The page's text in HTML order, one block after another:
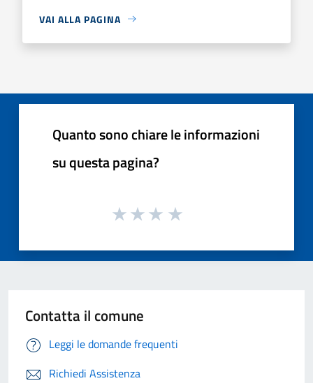
VAI ALLA PAGINA
Quanto sono chiare le informazioni
su questa pagina?
Contatta il comune
Leggi le domande frequenti
Richiedi Assistenza